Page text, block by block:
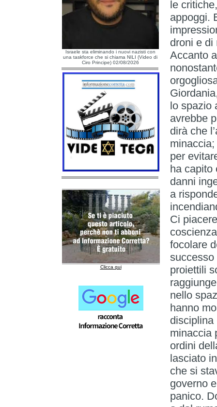
Israele sta eliminando i nuovi nazisti con
una taskforce che si chiama NILI (Video di
Ciro Principe) 02/08/2026
Clicca qui
le
appoggi.
droni e di
Accanto
lo spazio
avrebbe
dirà che
per
ha capito
danni
a
Ci
focolare
successo
proiettili
nello
hanno
disciplina
minaccia
ordini
lasciato
che si
governo
panico.